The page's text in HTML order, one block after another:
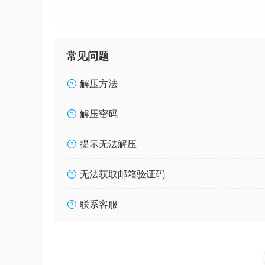
常见问题
解压方法
解压密码
提示无法解压
无法获取邮箱验证码
联系客服